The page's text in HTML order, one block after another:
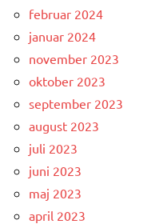
februar 2024
januar 2024
november 2023
oktober 2023
september 2023
august 2023
juli 2023
juni 2023
maj 2023
april 2023